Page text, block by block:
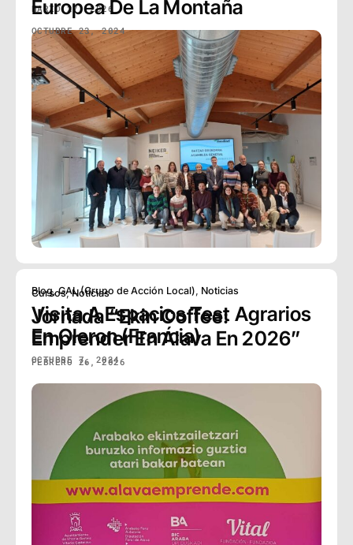
MARZO 27, 2026
Cursos,Noticias
Jornada “Ekin Coffee:
Emprender En Álava En 2026”
FEBRERO 26, 2026